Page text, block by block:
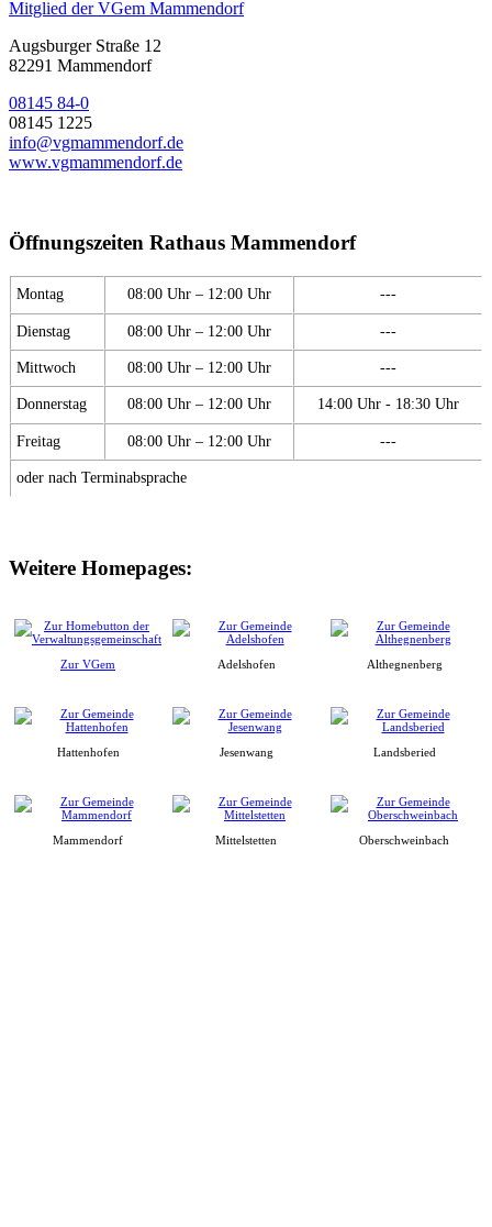
Mitglied der VGem Mammendorf
Augsburger Straße 12
82291 Mammendorf
08145 84-0
08145 1225
info@vgmammendorf.de
www.vgmammendorf.de
Öffnungszeiten Rathaus Mammendorf
Montag 08:00 Uhr – 12:00 Uhr ---
Dienstag 08:00 Uhr – 12:00 Uhr ---
Mittwoch 08:00 Uhr – 12:00 Uhr ---
Donnerstag 08:00 Uhr – 12:00 Uhr 14:00 Uhr - 18:30 Uhr
Freitag 08:00 Uhr – 12:00 Uhr ---
oder nach Terminabsprache
Weitere Homepages:
Zur VGem Adelshofen Althegnenberg
Hattenhofen Jesenwang Landsberied
Mammendorf Mittelstetten Oberschweinbach